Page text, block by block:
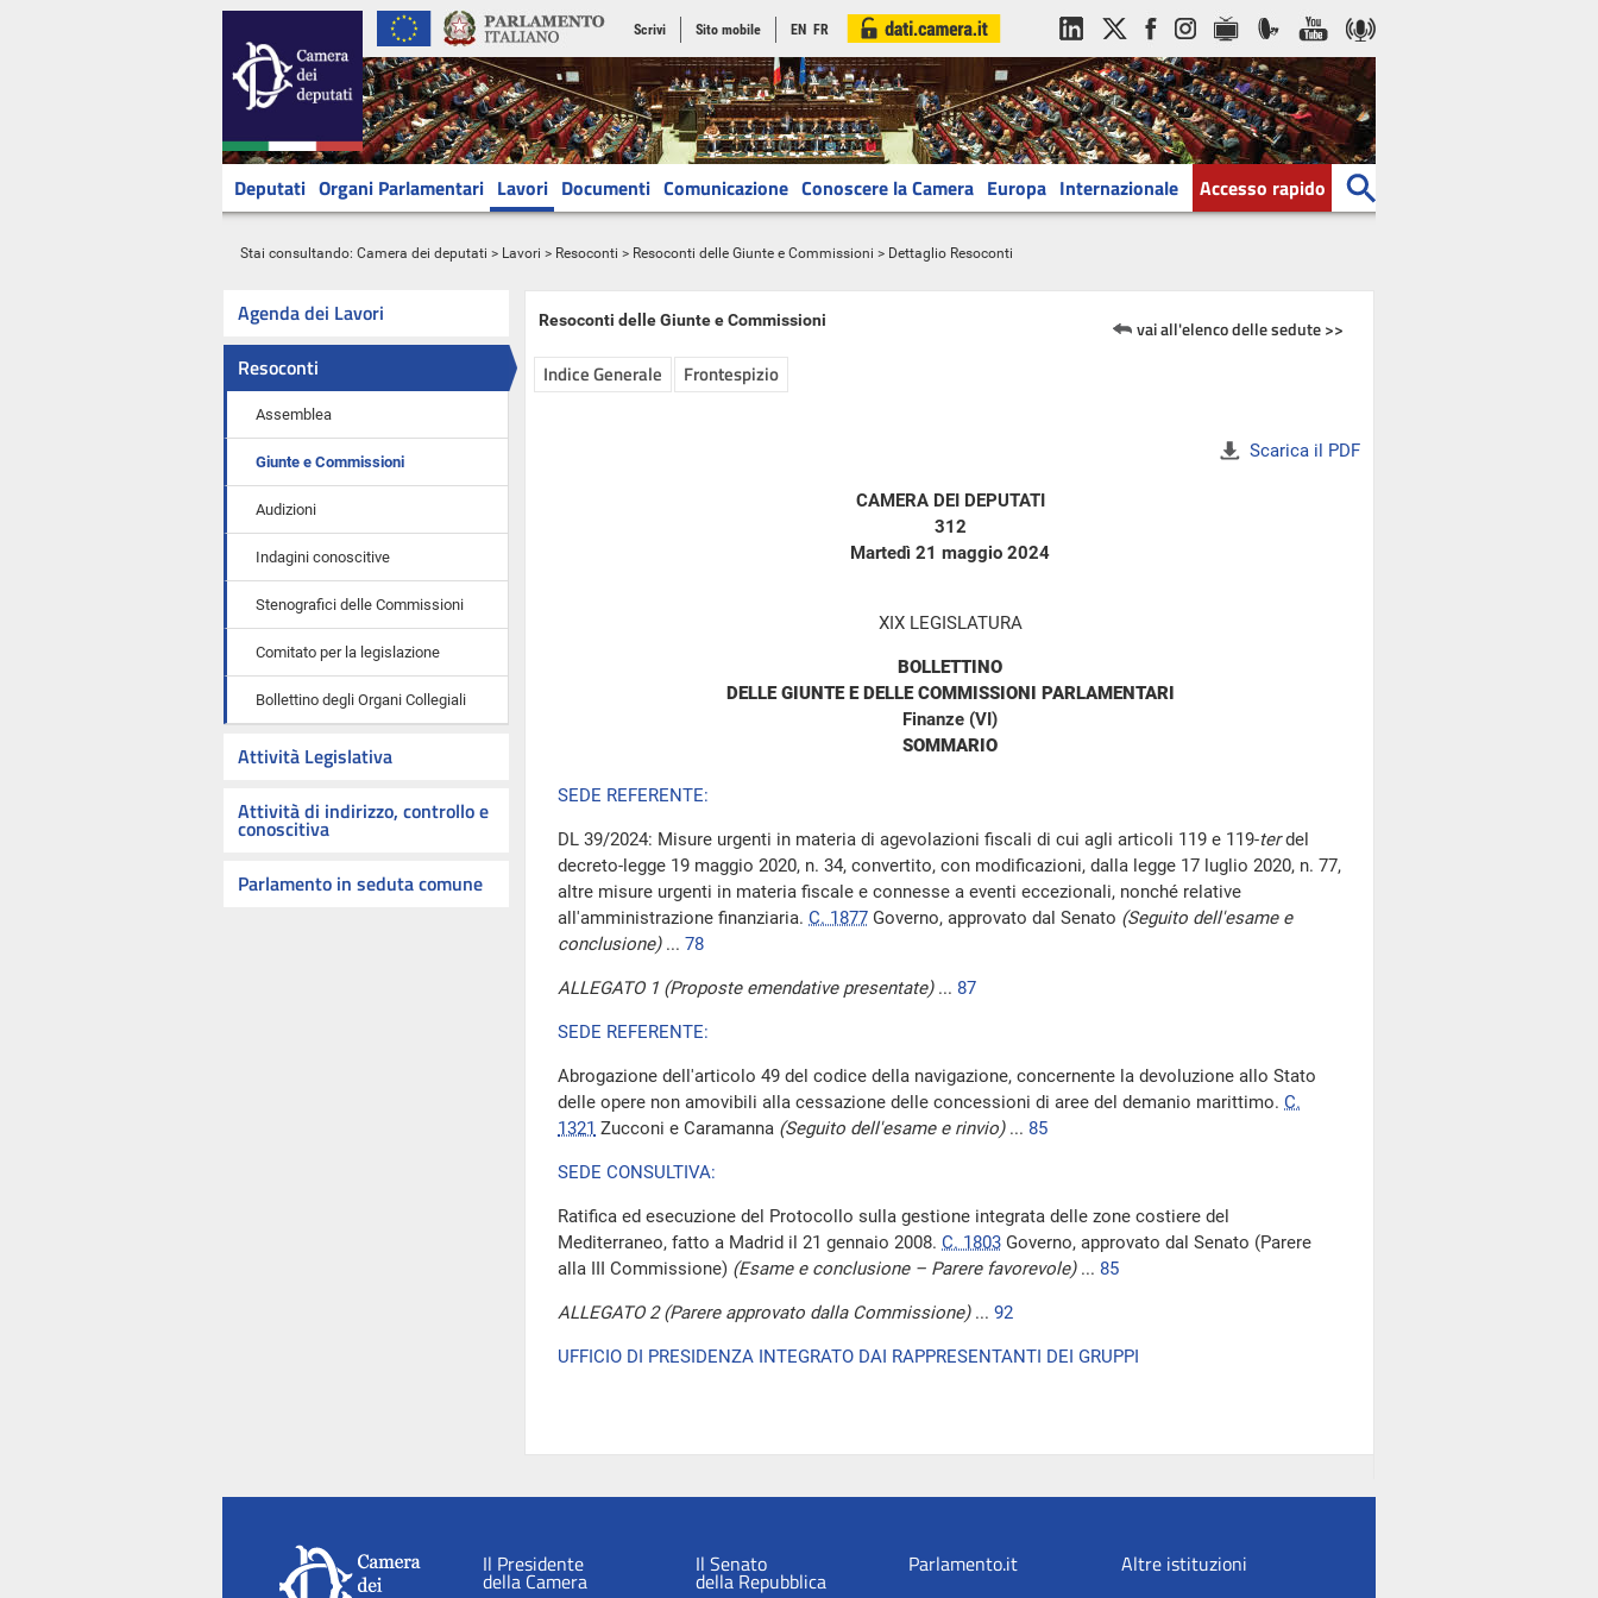
Scrivi Sito mobile EN FR
Deputati Organi Parlamentari Lavori Documenti Comunicazione Conoscere la Camera Europa Internazionale Accesso rapido
Stai consultando: Camera dei deputati > Lavori > Resoconti > Resoconti delle Giunte e Commissioni > Dettaglio Resoconti
Agenda dei Lavori
Resoconti
Assemblea
Giunte e Commissioni
Audizioni
Indagini conoscitive
Stenografici delle Commissioni
Comitato per la legislazione
Bollettino degli Organi Collegiali
Attività Legislativa
Attività di indirizzo, controllo e
conoscitiva
Parlamento in seduta comune
Resoconti delle Giunte e Commissioni vai all'elenco delle sedute >>
Indice Generale Frontespizio
Scarica il PDF
CAMERA DEI DEPUTATI
312
Martedì 21 maggio 2024
XIX LEGISLATURA
BOLLETTINO
DELLE GIUNTE E DELLE COMMISSIONI PARLAMENTARI
Finanze (VI)
SOMMARIO
SEDE REFERENTE:
DL 39/2024: Misure urgenti in materia di agevolazioni fiscali di cui agli articoli 119 e 119-terdel
decreto-legge 19 maggio 2020, n. 34, convertito, con modificazioni, dalla legge 17 luglio 2020, n. 77,
altre misure urgenti in materia fiscale e connesse a eventi eccezionali, nonché relative
all'amministrazione finanziaria. C. 1877 Governo, approvato dal Senato (Seguito dell'esame e
conclusione)... 78
ALLEGATO 1 (Proposte emendative presentate)... 87
SEDE REFERENTE:
Abrogazione dell'articolo 49 del codice della navigazione, concernente la devoluzione allo Stato
delle opere non amovibili alla cessazione delle concessioni di aree del demanio marittimo. C.
1321 Zucconi e Caramanna (Seguito dell'esame e rinvio)... 85
SEDE CONSULTIVA:
Ratifica ed esecuzione del Protocollo sulla gestione integrata delle zone costiere del
Mediterraneo, fatto a Madrid il 21 gennaio 2008. C. 1803 Governo, approvato dal Senato (Parere
alla III Commissione) (Esame e conclusione – Parere favorevole)... 85
ALLEGATO 2 (Parere approvato dalla Commissione)... 92
UFFICIO DI PRESIDENZA INTEGRATO DAI RAPPRESENTANTI DEI GRUPPI
Il Presidente
della Camera
Il Senato
della Repubblica
Parlamento.it Altre istituzioni